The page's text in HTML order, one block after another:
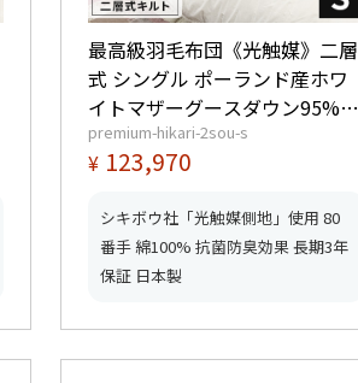
最高級羽毛布団《光触媒》二層
式 シングル ポーランド産ホワ
イトマザーグースダウン95%
(440dp以上) 羽毛量1.4kg 【6つ
星プレミアムゴールド取得】
premium-hikari-2sou-s
¥ 123,970
シキボウ社「光触媒側地」使用 80
番手 綿100% 抗菌防臭効果 長期3年
保証 日本製